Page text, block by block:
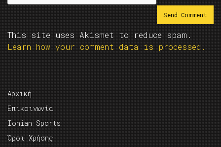
This site uses Akismet to reduce spam.
Learn how your comment data is processed.
Αρχική
Επικοινωνία
Ionian Sports
Όροι Χρήσης